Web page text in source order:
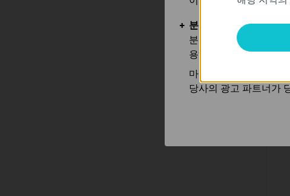
분석 및 마케팅 쿠키
분석 쿠키는 웹사이트
용하는 쿠키입니다.
마케팅 쿠키는 귀하의
당사의 광고 파트너가